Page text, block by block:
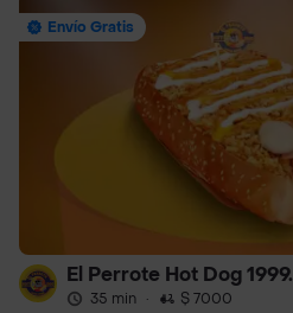
Envío Gratis
El Perrote Hot Dog 1999.
35 min · $ 7000